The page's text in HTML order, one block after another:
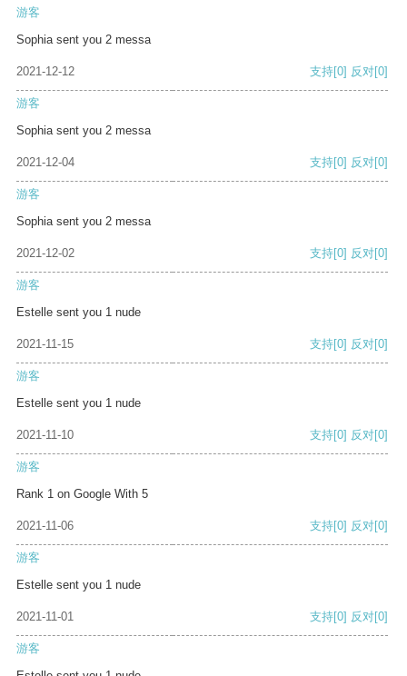
游客
Sophia sent you 2 messa
2021-12-12 支持[0] 反对[0]
游客
Sophia sent you 2 messa
2021-12-04 支持[0] 反对[0]
游客
Sophia sent you 2 messa
2021-12-02 支持[0] 反对[0]
游客
Estelle sent you 1 nude
2021-11-15 支持[0] 反对[0]
游客
Estelle sent you 1 nude
2021-11-10 支持[0] 反对[0]
游客
Rank 1 on Google With 5
2021-11-06 支持[0] 反对[0]
游客
Estelle sent you 1 nude
2021-11-01 支持[0] 反对[0]
游客